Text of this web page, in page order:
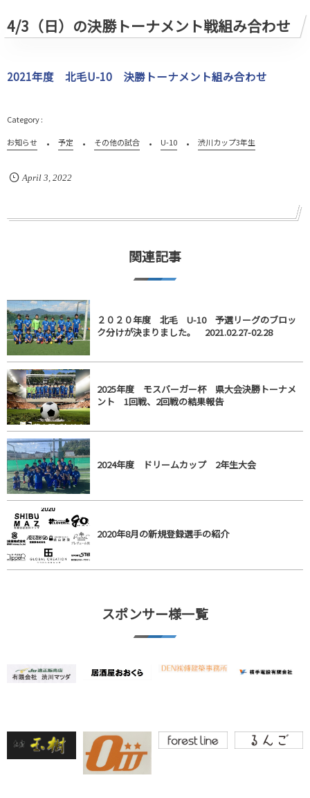
4/3（日）の決勝トーナメント戦組み合わせ
2021年度 北毛U-10 決勝トーナメント組み合わせ
お知らせ 予定 その他の試合 U-10 渋川カップ3年生
April 3 2022
関連記事
２０２０年度 北毛 U-10 予選リーグのブロッ
ク分けが決まりました。 2021.02.27-02.28
2025年度 モスバーガー杯 県大会決勝トーナメ
ント 1回戦、2回戦の結果報告
2024年度 ドリームカップ 2年生大会
2020年8月の新規登録選手の紹介
スポンサー様一覧